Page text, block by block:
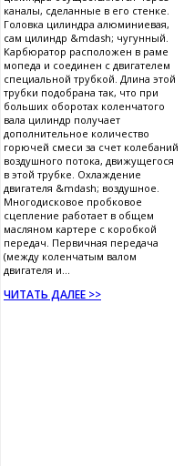
каналы, сделанные в его стенке.
Головка цилиндра алюминиевая,
сам цилиндр &mdash; чугунный.
Карбюратор расположен в раме
мопеда и соединен с двигателем
специальной трубкой. Длина этой
трубки подобрана так, что при
больших оборотах коленчатого
вала цилиндр получает
дополнительное количество
горючей смеси за счет колебаний
воздушного потока, движущегося
в этой трубке. Охлаждение
двигателя &mdash; воздушное.
Многодисковое пробковое
сцепление работает в общем
масляном картере с коробкой
передач. Первичная передача
(между коленчатым валом
двигателя и...
ЧИТАТЬ ДАЛЕЕ >>